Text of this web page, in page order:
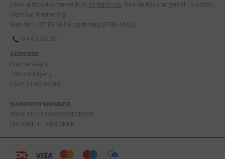
Du er altid velkommen til at kontakte os, hvis du har spørgsmål - vi sidder
klar til at hjælpe dig.
Man-tors: 07.30-16.00 og fredag 07.30-14.00.
99 92 02 33
ADRESSE
Blüchersvej 3
7480 Vildbjerg
CVR: 21 90 66 89
BANKOPLYSNINGER
IBAN: DK2475900001331399
BIC/SWIFT: JYBADKKK